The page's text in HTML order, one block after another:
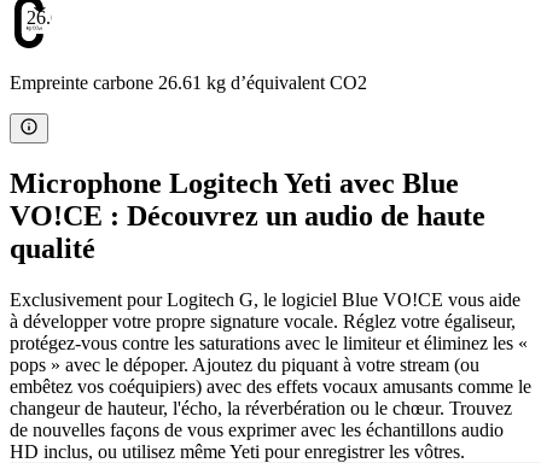
26.61
Empreinte carbone 26.61 kg d’équivalent CO2
Microphone Logitech Yeti avec Blue
VO!CE : Découvrez un audio de haute
qualité
Exclusivement pour Logitech G, le logiciel Blue VO!CE vous aide
à développer votre propre signature vocale. Réglez votre égaliseur,
protégez-vous contre les saturations avec le limiteur et éliminez les «
pops » avec le dépoper. Ajoutez du piquant à votre stream (ou
embêtez vos coéquipiers) avec des effets vocaux amusants comme le
changeur de hauteur, l'écho, la réverbération ou le chœur. Trouvez
de nouvelles façons de vous exprimer avec les échantillons audio
HD inclus, ou utilisez même Yeti pour enregistrer les vôtres.